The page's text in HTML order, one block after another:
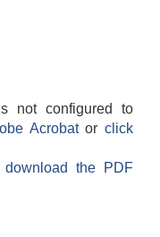
not configured to
Acrobatorclick
the PDF